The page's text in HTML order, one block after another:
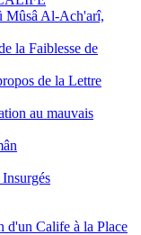
Mûsâ Al-Ach'arî,
la Faiblesse de
de la Lettre
au mauvais
d'un Calife à la Place